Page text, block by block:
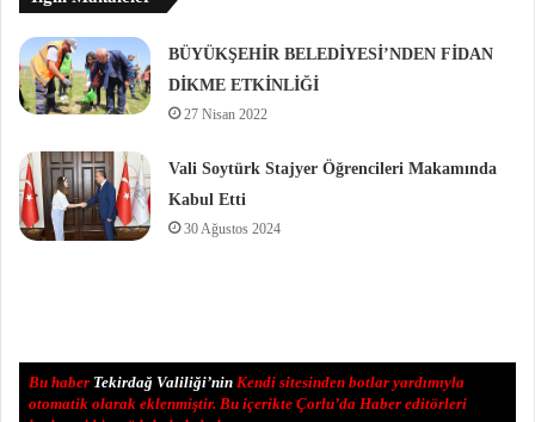
BÜYÜKŞEHİR BELEDİYESİ’NDEN FİDAN
DİKME ETKİNLİĞİ
27 Nisan 2022
Vali Soytürk Stajyer Öğrencileri Makamında
Kabul Etti
30 Ağustos 2024
Bu haber Tekirdağ Valiliği’ninKendi sitesinden botlar yardımıyla
otomatik olarak eklenmiştir. Bu içerikte Çorlu’da Haber editörleri